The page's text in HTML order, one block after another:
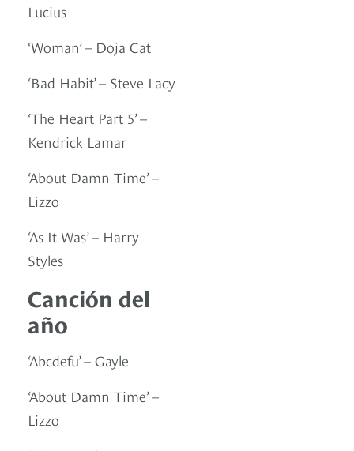
Lucius
‘Woman’ – Doja Cat
‘Bad Habit’ – Steve Lacy
‘The Heart Part 5’ –
Kendrick Lamar
‘About Damn Time’ –
Lizzo
‘As It Was’ – Harry
Styles
Canción del
año
‘Abcdefu’ – Gayle
‘About Damn Time’ –
Lizzo